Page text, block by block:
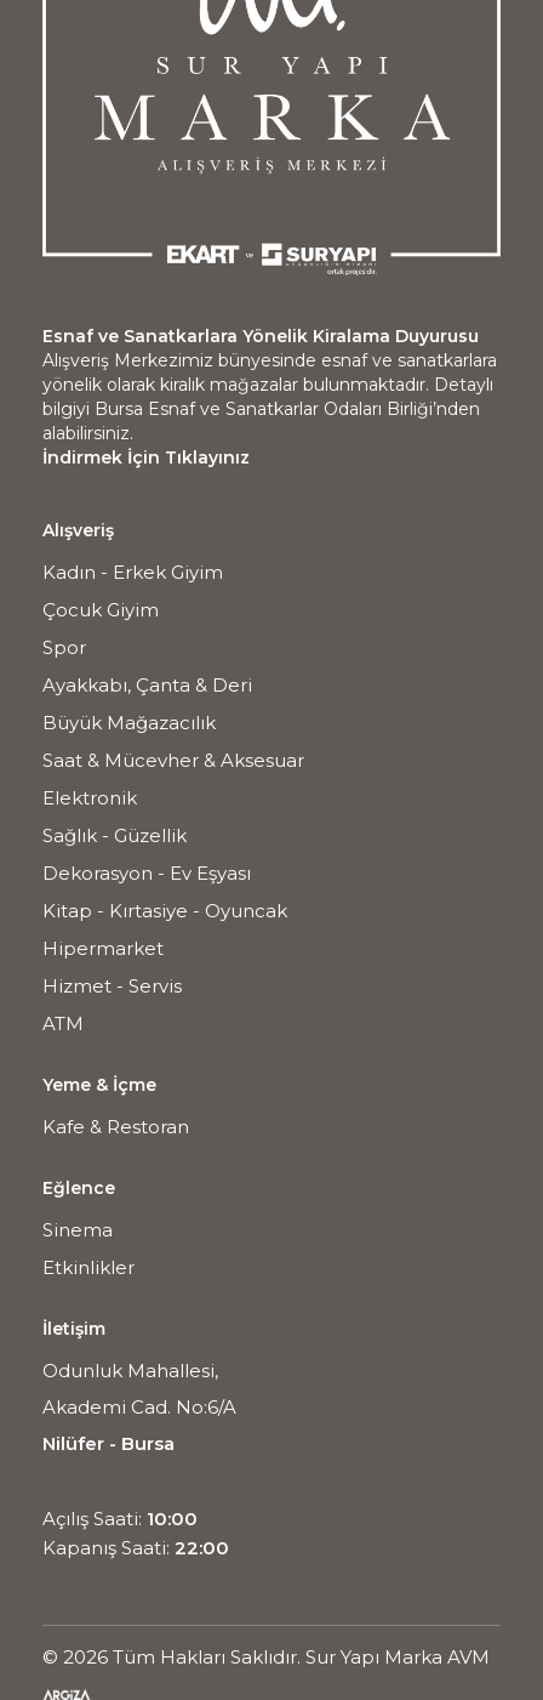
Esnaf ve Sanatkarlara Yönelik Kiralama Duyurusu
Alışveriş Merkezimiz bünyesinde esnaf ve sanatkarlara
yönelik olarak kiralık mağazalar bulunmaktadır. Detaylı
bilgiyi Bursa Esnaf ve Sanatkarlar Odaları Birliği’nden
alabilirsiniz.
İndirmek İçin Tıklayınız
Alışveriş
Kadın - Erkek Giyim
Çocuk Giyim
Spor
Ayakkabı, Çanta & Deri
Büyük Mağazacılık
Saat & Mücevher & Aksesuar
Elektronik
Sağlık - Güzellik
Dekorasyon - Ev Eşyası
Kitap - Kırtasiye - Oyuncak
Hipermarket
Hizmet - Servis
ATM
Yeme & İçme
Kafe & Restoran
Eğlence
Sinema
Etkinlikler
İletişim
Odunluk Mahallesi,
Akademi Cad. No:6/A
Nilüfer - Bursa
Açılış Saati: 10:00
Kapanış Saati: 22:00
© 2026 Tüm Hakları Saklıdır. Sur Yapı Marka AVM